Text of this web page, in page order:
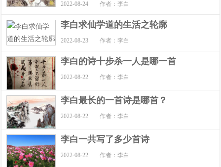
2022-08-24 作者：李白
李白求仙学道的生活之轮廓
2022-08-23 作者：李白
李白的诗十步杀一人是哪一首
2022-08-22 作者：李白
李白最长的一首诗是哪首？
2022-08-22 作者：李白
李白一共写了多少首诗
2022-08-22 作者：李白